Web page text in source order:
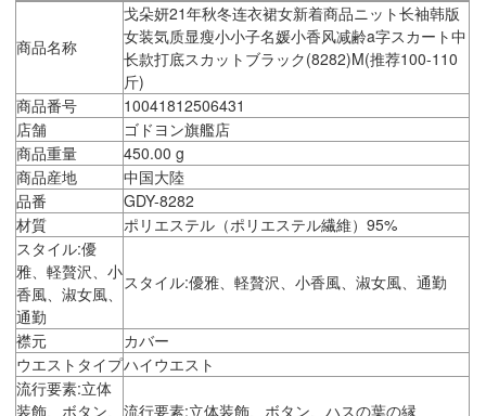
商品名称
戈朵妍21年秋冬连衣裙女新着商品ニット长袖韩版
女装気质显瘦小小子名媛小香风减齢a字スカート中
长款打底スカットブラック(8282)M(推荐100-110
斤)
商品番号
10041812506431
店舗
ゴドヨン旗艦店
商品重量
450.00 g
商品産地
中国大陸
品番
GDY-8282
材質
ポリエステル（ポリエステル繊維）95%
スタイル:優
雅、軽贅沢、小
香風、淑女風、
通勤
スタイル:優雅、軽贅沢、小香風、淑女風、通勤
襟元
カバー
ウエストタイプハイウエスト
流行要素:立体
装飾、ボタン、 流行要素:立体装飾、ボタン、ハスの葉の縁